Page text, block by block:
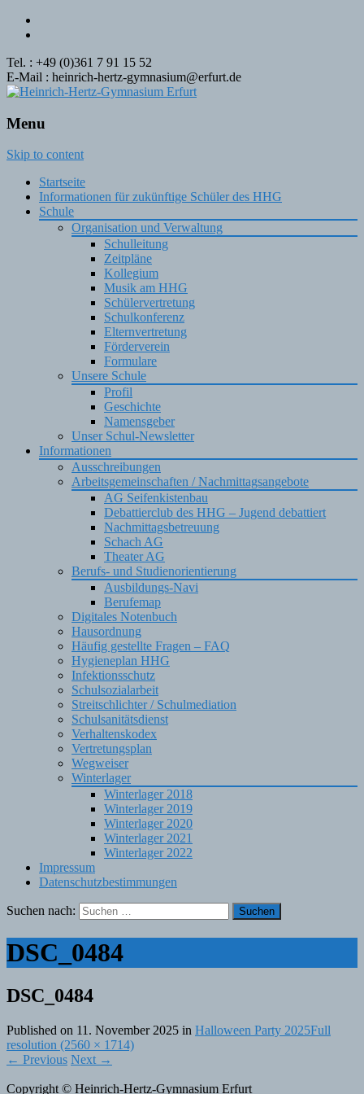
Tel. : +49 (0)361 7 91 15 52
E-Mail : heinrich-hertz-gymnasium@erfurt.de
Menu
Skip to content
Startseite
Informationen für zukünftige Schüler des HHG
Schule
Organisation und Verwaltung
Schulleitung
Zeitpläne
Kollegium
Musik am HHG
Schülervertretung
Schulkonferenz
Elternvertretung
Förderverein
Formulare
Unsere Schule
Profil
Geschichte
Namensgeber
Unser Schul-Newsletter
Informationen
Ausschreibungen
Arbeitsgemeinschaften / Nachmittagsangebote
AG Seifenkistenbau
Debattierclub des HHG – Jugend debattiert
Nachmittagsbetreuung
Schach AG
Theater AG
Berufs- und Studienorientierung
Ausbildungs-Navi
Berufemap
Digitales Notenbuch
Hausordnung
Häufig gestellte Fragen – FAQ
Hygieneplan HHG
Infektionsschutz
Schulsozialarbeit
Streitschlichter / Schulmediation
Schulsanitätsdienst
Verhaltenskodex
Vertretungsplan
Wegweiser
Winterlager
Winterlager 2018
Winterlager 2019
Winterlager 2020
Winterlager 2021
Winterlager 2022
Impressum
Datenschutzbestimmungen
Suchen nach:
DSC_0484
DSC_0484
Published on 11. November 2025 in Halloween Party 2025Full
resolution (2560 × 1714)
← Previous Next →
Copyright © Heinrich-Hertz-Gymnasium Erfurt